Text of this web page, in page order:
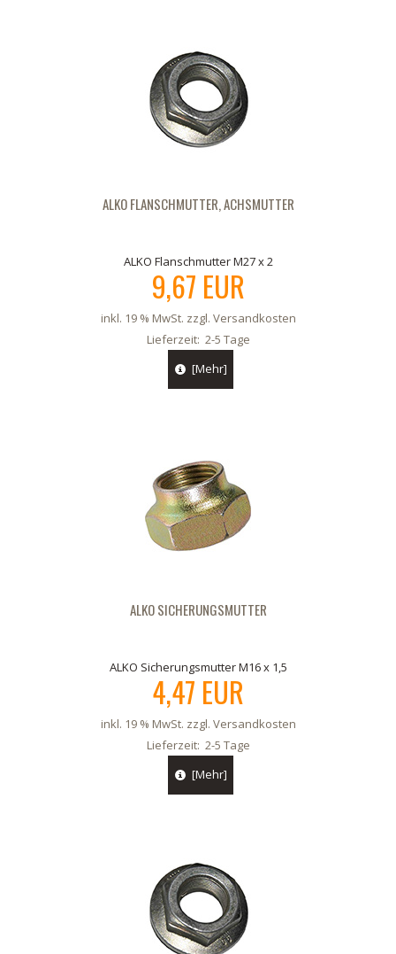
ALKO FLANSCHMUTTER, ACHSMUTTER
ALKO Flanschmutter M27 x 2
9,67 EUR
inkl. 19 % MwSt. zzgl. Versandkosten
Lieferzeit: 2-5 Tage
[Mehr]
ALKO SICHERUNGSMUTTER
ALKO Sicherungsmutter M16 x 1,5
4,47 EUR
inkl. 19 % MwSt. zzgl. Versandkosten
Lieferzeit: 2-5 Tage
[Mehr]